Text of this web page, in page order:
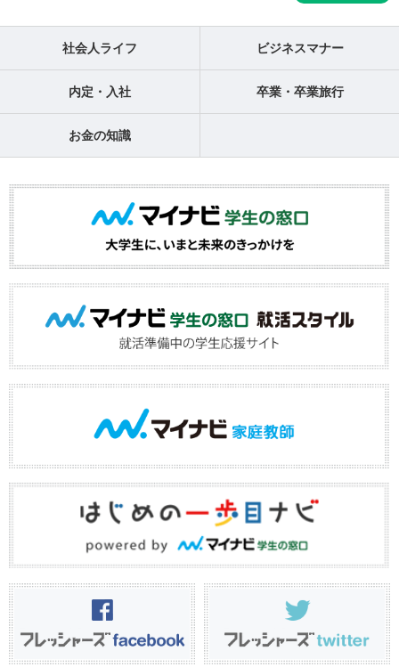
社会人ライフ ビジネスマナー
内定・入社 卒業・卒業旅行
お金の知識